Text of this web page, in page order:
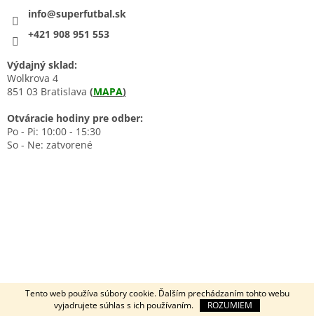
Tento web používa súbory cookie. Ďalším prechádzaním tohto webu
vyjadrujete súhlas s ich používaním.
ROZUMIEM
info@superfutbal.sk
+421 908 951 553
Výdajný sklad:
Wolkrova 4
851 03 Bratislava (MAPA)
Otváracie hodiny pre odber:
Po - Pi: 10:00 - 15:30
So - Ne: zatvorené